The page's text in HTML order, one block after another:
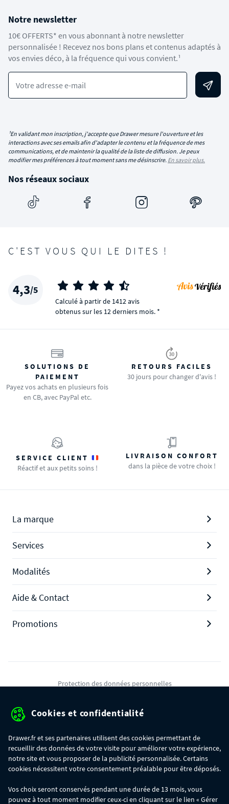
Notre newsletter
10€ OFFERTS* en vous abonnant à notre newsletter
personnalisée ! Recevez nos bons plans et contenus adaptés à
vos envies déco, à la fréquence qui vous convient.¹
Votre adresse e-mail
¹En validant mon inscription, j'accepte que Drawer mesure l'ouverture et les
interactions avec ses emails afin d'adapter le contenu et la fréquence de mes
communications, et de maintenir la qualité de la liste de diffusion. Je peux
modifier mes préférences à tout moment sans me désinscrire. En savoir plus.
Nos réseaux sociaux
C'EST VOUS QUI LE DITES !
4,3/5
Calculé à partir de 1412 avis
obtenus sur les 12 derniers mois. *
SOLUTIONS DE
PAIEMENT
Payez vos achats en plusieurs fois
en CB, avec PayPal etc.
RETOURS FACILES
30 jours pour changer d'avis !
SERVICE CLIENT
Réactif et aux petits soins !
LIVRAISON CONFORT
dans la pièce de votre choix !
La marque
Services
Modalités
Aide & Contact
Promotions
Protection des données personnelles
Gérer mes cookies
commande :
- 30€ sur votre commande dès 300€ d'achat, avec le code BIKINI30
Cookies et confidentialité
Drawer.fr et ses partenaires utilisent des cookies permettant de
recueillir des données de votre visite pour améliorer votre expérience,
notre site et vous proposer de la publicité personnalisée. Certains
cookies nécessitent votre consentement préalable pour être déposés.
Vos choix seront conservés pendant une durée de 13 mois, vous
pouvez à tout moment modifier ceux-ci en cliquant sur le lien « Gérer